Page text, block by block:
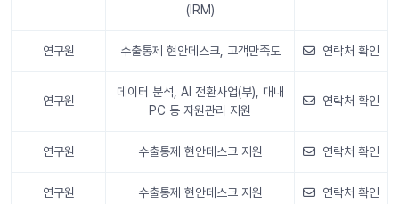
(IRM)
연구원 수출통제 현안데스크, 고객만족도 연락처 확인
연구원
데이터 분석, AI 전환사업(부), 대내
PC 등 자원관리 지원
연락처 확인
연구원 수출통제 현안데스크 지원 연락처 확인
연구원 수출통제 현안데스크 지원 연락처 확인